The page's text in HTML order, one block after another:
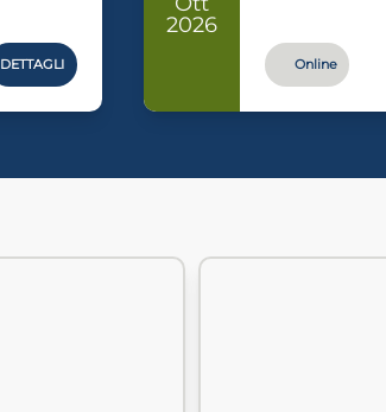
DETTAGLI
2026
Online